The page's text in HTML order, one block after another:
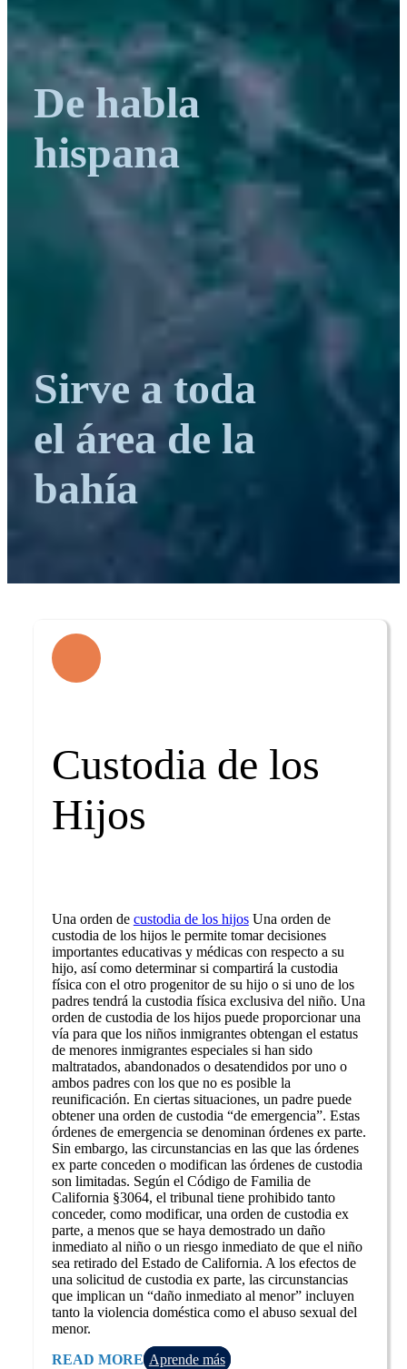
De habla
hispana
Sirve a toda
el área de la
bahía
Custodia de los
Hijos
Una orden de custodia de los hijos Una orden de
custodia de los hijos le permite tomar decisiones
importantes educativas y médicas con respecto a su
hijo, así como determinar si compartirá la custodia
física con el otro progenitor de su hijo o si uno de los
padres tendrá la custodia física exclusiva del niño. Una
orden de custodia de los hijos puede proporcionar una
vía para que los niños inmigrantes obtengan el estatus
de menores inmigrantes especiales si han sido
maltratados, abandonados o desatendidos por uno o
ambos padres con los que no es posible la
reunificación. En ciertas situaciones, un padre puede
obtener una orden de custodia “de emergencia”. Estas
órdenes de emergencia se denominan órdenes ex parte.
Sin embargo, las circunstancias en las que las órdenes
ex parte conceden o modifican las órdenes de custodia
son limitadas. Según el Código de Familia de
California §3064, el tribunal tiene prohibido tanto
conceder, como modificar, una orden de custodia ex
parte, a menos que se haya demostrado un daño
inmediato al niño o un riesgo inmediato de que el niño
sea retirado del Estado de California. A los efectos de
una solicitud de custodia ex parte, las circunstancias
que implican un “daño inmediato al menor” incluyen
tanto la violencia doméstica como el abuso sexual del
menor.
READ MORE Aprende más